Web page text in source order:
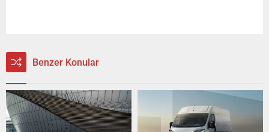
Benzer Konular